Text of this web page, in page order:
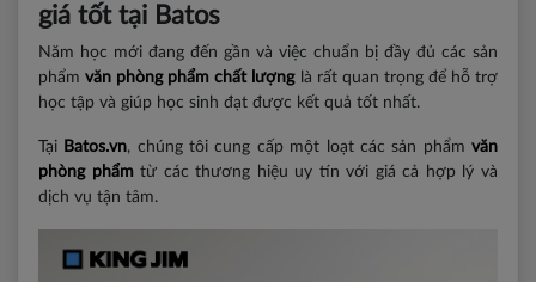
giá tốt tại Batos
Năm học mới đang đến gần và việc chuẩn bị đầy đủ các sản
phẩmvăn phòng phẩm chất lượnglà rất quan trọng để hỗ trợ
học tập và giúp học sinh đạt được kết quả tốt nhất.
Tại Batos.vn, chúng tôi cung cấp một loạt các sản phẩmvăn
phòng phẩm từ các thương hiệu uy tín với giá cả hợp lý và
dịch vụ tận tâm.